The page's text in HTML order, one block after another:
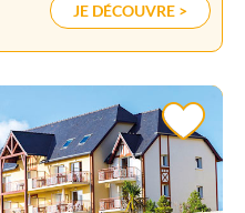
JE DÉCOUVRE >